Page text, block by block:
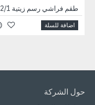
اضافة للسلة
حول الشركة